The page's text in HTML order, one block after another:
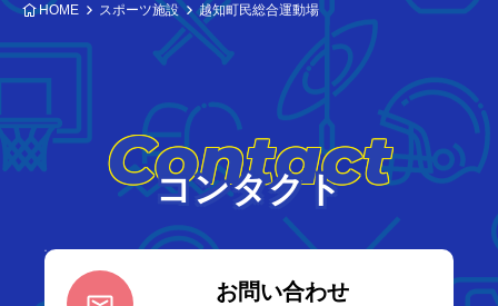
HOME スポーツ施設 越知町民総合運動場
Contact
コンタクト
お問い合わせ